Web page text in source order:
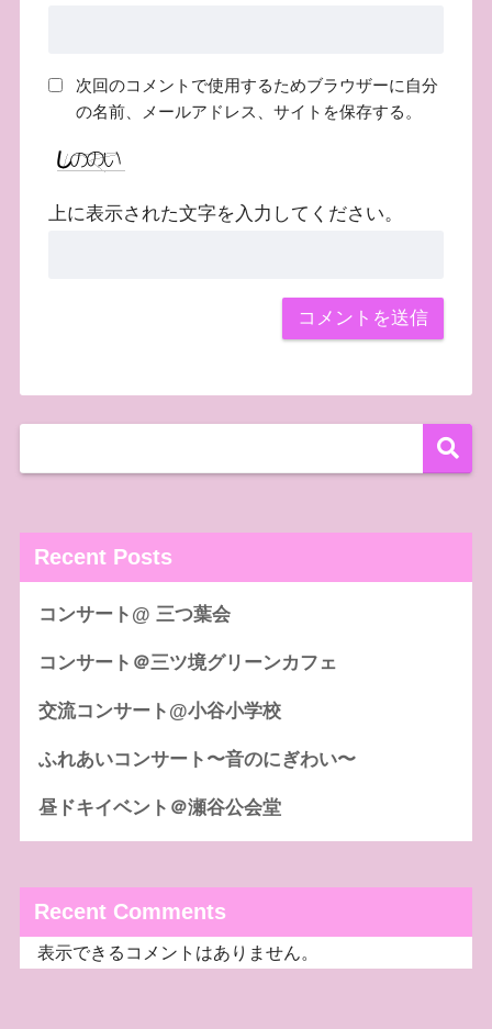
次回のコメントで使用するためブラウザーに自分
の名前、メールアドレス、サイトを保存する。
上に表示された文字を入力してください。
Recent Posts
コンサート@ 三つ葉会
コンサート＠三ツ境グリーンカフェ
交流コンサート@小谷小学校
ふれあいコンサート〜音のにぎわい〜
昼ドキイベント＠瀬谷公会堂
Recent Comments
表示できるコメントはありません。